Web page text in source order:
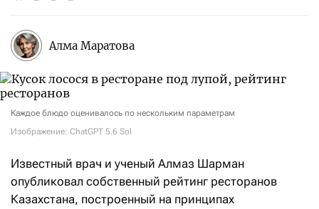
Алма Маратова
Каждое блюдо оценивалось по нескольким параметрам
Изображение: ChatGPT 5.6 Sol
Известный врач и ученый Алмаз Шарман
опубликовал собственный рейтинг ресторанов
Казахстана, построенный на принципах